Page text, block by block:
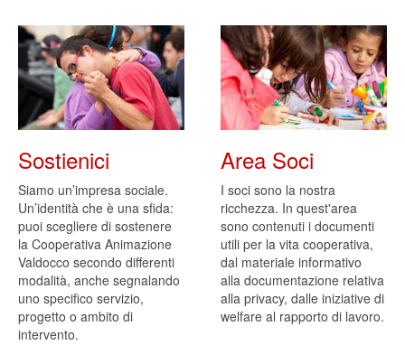
Sostienici
Siamo un’impresa sociale.
Un’identità che è una sfida:
puoi scegliere di sostenere
la Cooperativa Animazione
Valdocco secondo differenti
modalità, anche segnalando
uno specifico servizio,
progetto o ambito di
intervento.
Area Soci
I soci sono la nostra
ricchezza. In quest'area
sono contenuti i documenti
utili per la vita cooperativa,
dal materiale informativo
alla documentazione relativa
alla privacy, dalle iniziative di
welfare al rapporto di lavoro.